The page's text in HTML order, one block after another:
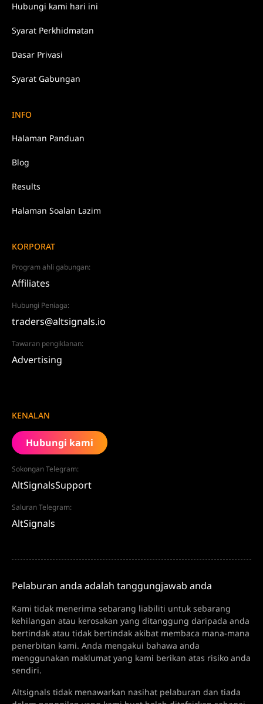
Hubungi kami hari ini
Syarat Perkhidmatan
Dasar Privasi
Syarat Gabungan
INFO
Halaman Panduan
Blog
Results
Halaman Soalan Lazim
KORPORAT
Program ahli gabungan:
Affiliates
Hubungi Peniaga:
traders@altsignals.io
Tawaran pengiklanan:
Advertising
KENALAN
Hubungi kami
Sokongan Telegram:
AltSignalsSupport
Saluran Telegram:
AltSignals
Pelaburan anda adalah tanggungjawab anda
Kami tidak menerima sebarang liabiliti untuk sebarang
kehilangan atau kerosakan yang ditanggung daripada anda
bertindak atau tidak bertindak akibat membaca mana-mana
penerbitan kami. Anda mengakui bahawa anda
menggunakan maklumat yang kami berikan atas risiko anda
sendiri.
Altsignals tidak menawarkan nasihat pelaburan dan tiada